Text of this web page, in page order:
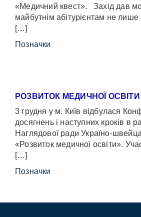
«Медичний квест». Захід дав
майбутнім абітурієнтам не
[…]
Позначки
РОЗВИТОК МЕДИЧНОЇ ОСВІТИ
3 грудня у м. Київ відбулася
досягнень і наступних кроків в
Наглядової ради Україно-
«Розвиток медичної освіти».
[…]
Позначки